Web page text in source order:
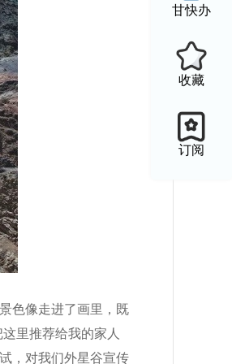
甘快办
收藏
订阅
色像走进了画里，既
里推荐给我的家人
，对我们外星谷宣传